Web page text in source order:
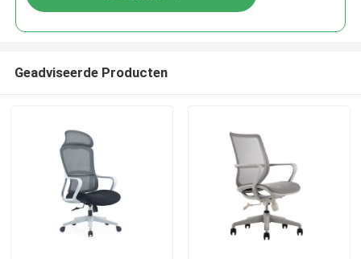
Geadviseerde Producten